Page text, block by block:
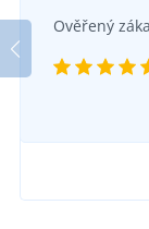
Ověřený